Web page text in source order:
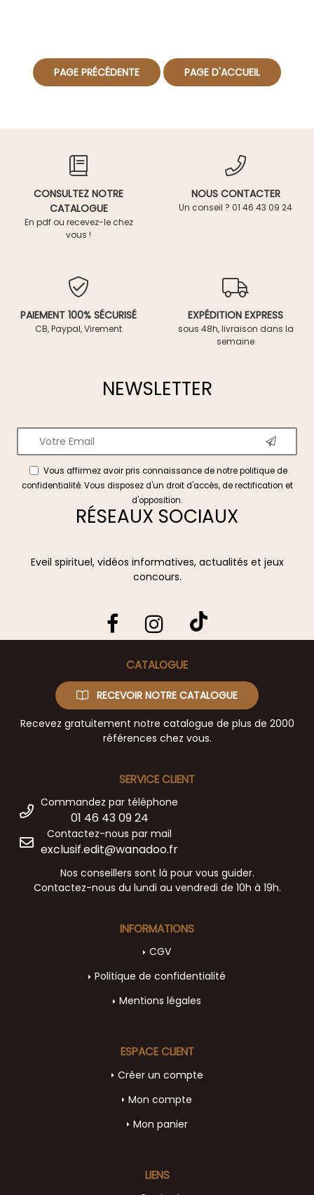
CONSULTEZ NOTRE
CATALOGUE
En pdf ou recevez-le chez
vous !
NOUS CONTACTER
Un conseil ? 01 46 43 09 24
PAIEMENT 100% SÉCURISÉ
CB, Paypal, Virement
EXPÉDITION EXPRESS
sous 48h, livraison dans la
semaine
NEWSLETTER
Vous affirmez avoir pris connaissance de notrepolitique de
confidentialité. Vous disposez d'un droit d'accès, de rectification et
d'opposition.
RÉSEAUX SOCIAUX
Eveil spirituel, vidéos informatives, actualités et jeux
concours.
CATALOGUE
RECEVOIR NOTRE CATALOGUE
Recevez gratuitement notre catalogue de plus de 2000
références chez vous.
SERVICE CLIENT
Commandez par téléphone
01 46 43 09 24
Contactez-nous par mail
exclusif.edit@wanadoo.fr
Nos conseillers sont là pour vous guider.
Contactez-nous du lundi au vendredi de 10h à 19h.
INFORMATIONS
CGV
Politique de confidentialité
Mentions légales
LIENS
ESPACE CLIENT
Créer un compte
Mon compte
Mon panier